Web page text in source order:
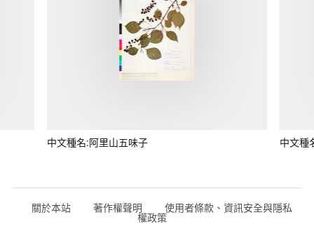
中文種名:阿里山五味子 中文種
關於本站 著作權聲明 使用者條款、資訊安全與隱私
權政策